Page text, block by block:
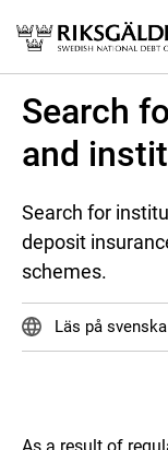
Search
and
Search for
deposit
schemes.
Läs på svenska